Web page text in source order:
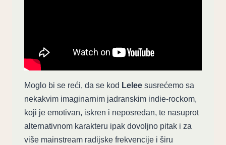
Moglo bi se reći, da se kod Lelee susrećemo sa
nekakvim imaginarnim jadranskim indie-rockom,
koji je emotivan, iskren i neposredan, te nasuprot
alternativnom karakteru ipak dovoljno pitak i za
više mainstream radijske frekvencije i širu